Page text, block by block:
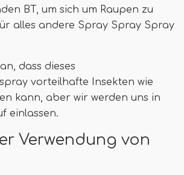
BT, um sich um Raupen zu
alles andere Spray Spray Spray
dass dieses
vorteilhafte Insekten wie
kann, aber wir werden uns in
einlassen.
Verwendung von